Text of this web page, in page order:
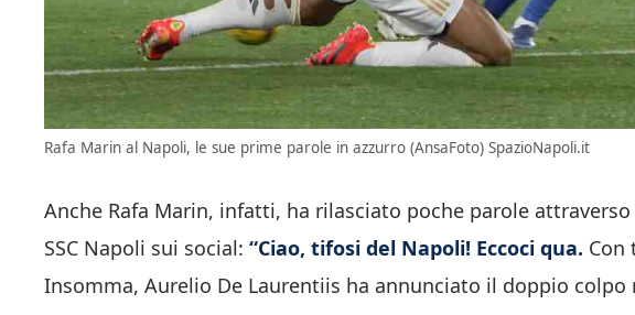
Rafa Marin al Napoli, le sue prime parole in azzurro (AnsaFoto) SpazioNapoli.it
Anche Rafa Marin, infatti, ha rilasciato poche parole attraverso
SSC Napoli sui social: “Ciao, tifosi del Napoli! Eccoci qua. Con
Insomma, Aurelio De Laurentiis ha annunciato il doppio colpo